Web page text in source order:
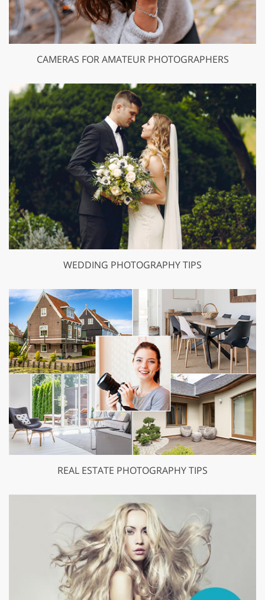
CAMERAS FOR AMATEUR PHOTOGRAPHERS
WEDDING PHOTOGRAPHY TIPS
REAL ESTATE PHOTOGRAPHY TIPS